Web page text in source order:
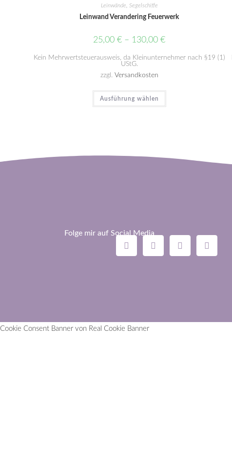
Leinwände Segelschiffe
Leinwand Verandering Feuerwerk
25,00€ – 130,00€
Kein Mehrwertsteuerausweis, da Kleinunternehmer nach §19 (1)
UStG.
zzgl. Versandkosten
Ausführung wählen
Folge mir auf Social Media
Cookie Consent Banner von Real Cookie Banner